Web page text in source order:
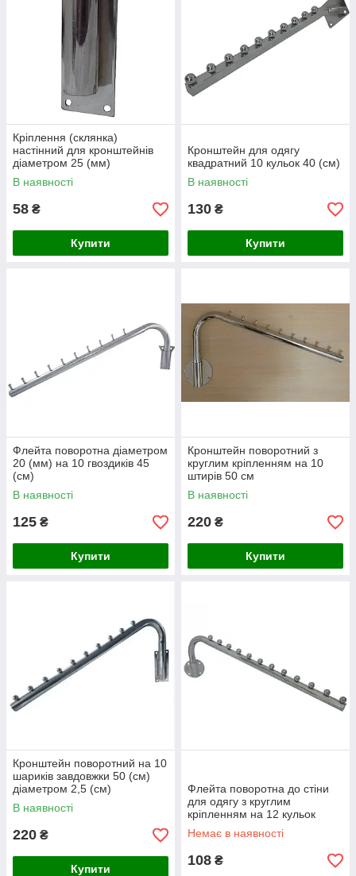
Кріплення (склянка)
настінний для кронштейнів
діаметром 25 (мм)
В наявності
58 ₴
Купити
Кронштейн для одягу
квадратний 10 кульок 40 (см)
В наявності
130 ₴
Купити
Флейта поворотна діаметром
20 (мм) на 10 гвоздиків 45
(см)
В наявності
125 ₴
Купити
Кронштейн поворотний з
круглим кріпленням на 10
штирів 50 см
В наявності
220 ₴
Купити
Кронштейн поворотний на 10
шариків завдовжки 50 (см)
діаметром 2,5 (см)
В наявності
220 ₴
Купити
Флейта поворотна до стіни
для одягу з круглим
кріпленням на 12 кульок
Немає в наявності
108 ₴